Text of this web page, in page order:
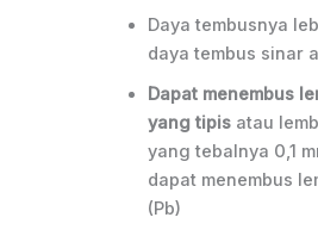
Daya tembusnya
daya tembus sinar
Dapat menembus
yang tipisatau
yang tebalnya 0,1
dapat menembus
(Pb)